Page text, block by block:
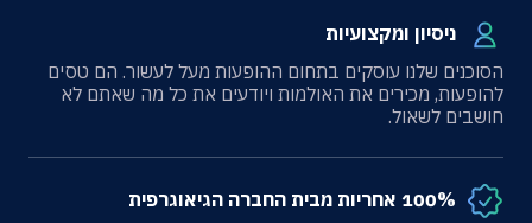
ניסיון ומקצועיות
הסוכנים שלנו עוסקים בתחום ההופעות מעל לעשור. הם טסים
להופעות, מכירים את האולמות ויודעים את כל מה שאתם לא
חושבים לשאול.
100% אחריות מבית החברה הגיאוגרפית